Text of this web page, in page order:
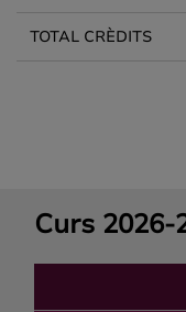
TOTAL CRÈDITS
Curs 2026-